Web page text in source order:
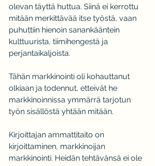
olevan täyttä huttua. Siinä ei kerrottu
mitään merkittävää itse työstä, vaan
puhuttiin hienoin sanankääntein
kulttuurista, tiimihengestä ja
perjantaikaljoista.
Tähän markkinointi oli kohauttanut
olkiaan ja todennut, etteivät he
markkinoinnissa ymmärrä tarjotun
työn sisällöstä yhtään mitään.
Kirjoittajan ammattitaito on
kirjoittaminen, markkinoijan
markkinointi. Heidän tehtävänsä ei ole